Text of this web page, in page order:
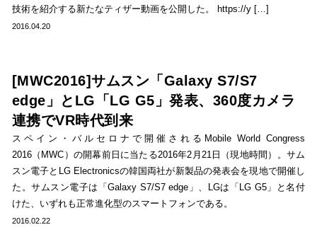
技術を紹介する新たなティザー動画を公開した。 https://y […]
2016.04.20
[MWC2016]サムスン「Galaxy S7/S7
edge」とLG「LG G5」発表、360度カメラ
連携でVR時代到来
スペイン・バルセロナで開催されるMobile World Congress
2016（MWC）の開幕前日に当たる2016年2月21日（現地時間）。サム
スン電子とLG Electronicsの韓国両社が新製品の発表会を現地で開催し
た。サムスン電子は「Galaxy S7/S7 edge」、LGは「LG G5」と名付
けた、いずれも正常進化型のスマートフォンである。
2016.02.22